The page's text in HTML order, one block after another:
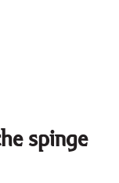
spinge